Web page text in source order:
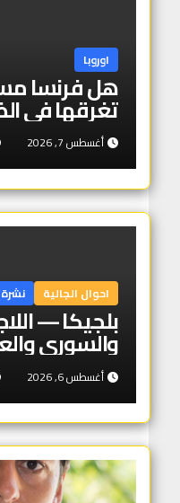
اوروبا
هل فرنسا
تغرقها في
أغسطس 7, 2026
احوال الجالية نشرة
بلجيكا —
والسوري
الكامل
أغسطس 6, 2026